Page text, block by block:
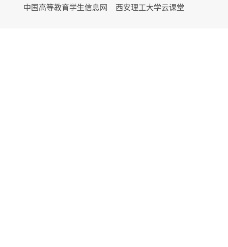
中国高等教育学生信息网
西安理工大学云课堂